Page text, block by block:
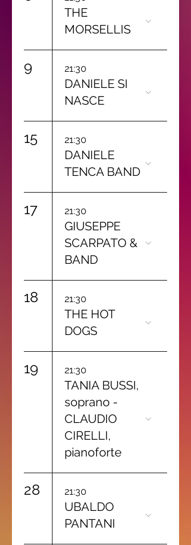
THE
MORSELLIS
9 21:30
DANIELE SI
NASCE
15 21:30
DANIELE
TENCA BAND
17 21:30
GIUSEPPE
SCARPATO &
BAND
18 21:30
THE HOT
DOGS
19 21:30
TANIA BUSSI,
soprano -
CLAUDIO
CIRELLI,
pianoforte
28 21:30
UBALDO
PANTANI